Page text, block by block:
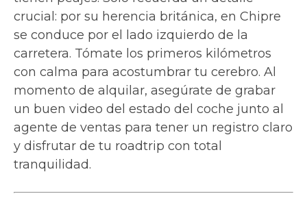
crucial: por su herencia británica, en Chipre
se conduce por el lado izquierdo de la
carretera. Tómate los primeros kilómetros
con calma para acostumbrar tu cerebro. Al
momento de alquilar, asegúrate de grabar
un buen video del estado del coche junto al
agente de ventas para tener un registro claro
y disfrutar de tu roadtrip con total
tranquilidad.